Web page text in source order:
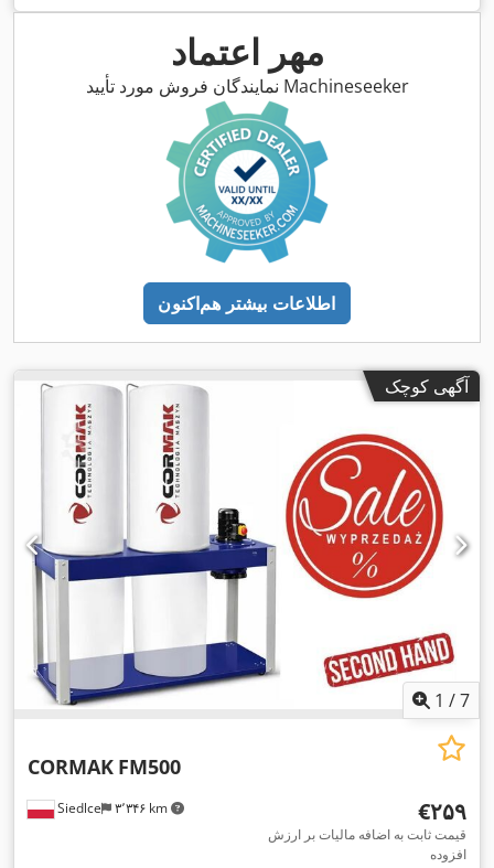
مهر اعتماد
نمایندگان فروش مورد تأیید Machineseeker
اطلاعات بیشتر هم‌اکنون
آگهی کوچک
1 /7
Siedlce ۳٬۳۴۶ km
CORMAK FM500
‎€۲۵۹
قیمت ثابت به اضافه مالیات بر ارزش
افزوده